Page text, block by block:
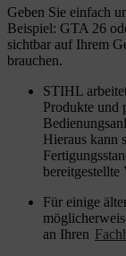
Geben Sie einfach
Beispiel: GTA 26
sichtbar auf Ihrem
brauchen.
STIHL
Produkte und
Hieraus kann
bereitgestellte
Für einige
an Ihren